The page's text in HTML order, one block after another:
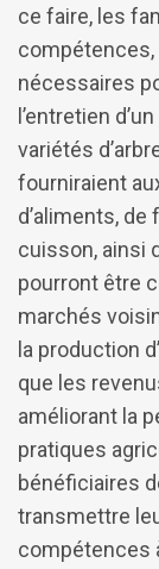
ce faire, les
nécessaires
l’entretien
variétés
fourniraient
d’aliments,
cuisson, ainsi
pourront être
marchés
la production
que les
améliorant la
pratiques
bénéficiaires
transmettre
compétences